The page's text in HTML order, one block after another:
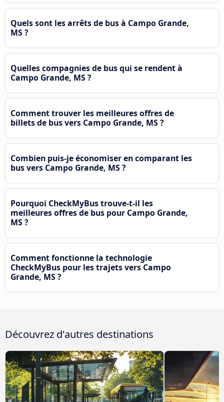
Quels sont les arrêts de bus à Campo Grande,
MS ?
Quelles compagnies de bus qui se rendent à
Campo Grande, MS ?
Comment trouver les meilleures offres de
billets de bus vers Campo Grande, MS ?
Combien puis-je économiser en comparant les
bus vers Campo Grande, MS ?
Pourquoi CheckMyBus trouve-t-il les
meilleures offres de bus pour Campo Grande,
MS ?
Comment fonctionne la technologie
CheckMyBus pour les trajets vers Campo
Grande, MS ?
Découvrez d'autres destinations